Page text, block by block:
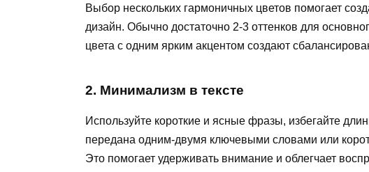
Выбор нескольких гармоничных цветов помогает
дизайн. Обычно достаточно 2-3 оттенков для
цвета с одним ярким акцентом создают
2. Минимализм в тексте
Используйте короткие и ясные фразы, избегайте
передана одним-двумя ключевыми словами или
Это помогает удерживать внимание и облегчает